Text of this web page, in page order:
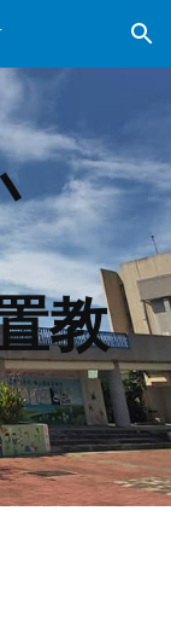
Skip to navigation
教